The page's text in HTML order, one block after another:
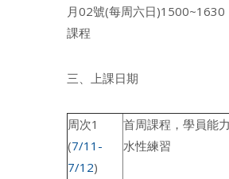
月02號(每周六日)1500~1630
課程
三、上課日期
周次1
(7/11-
7/12)
首周課程，學員能
水性練習